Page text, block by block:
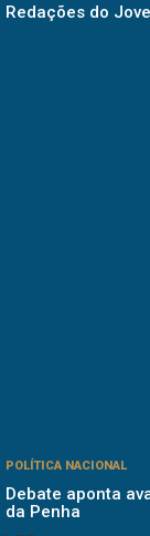
Redações do
POLÍTICA NACIONAL
Debate aponta
da Penha